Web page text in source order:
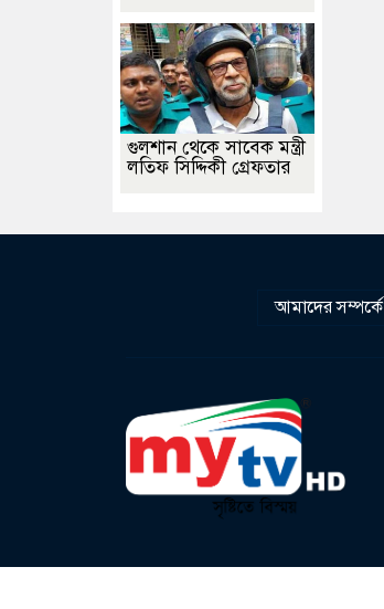
গুলশান থেকে সাবেক মন্ত্রী
লতিফ সিদ্দিকী গ্রেফতার
আমাদের সম্পর্কে